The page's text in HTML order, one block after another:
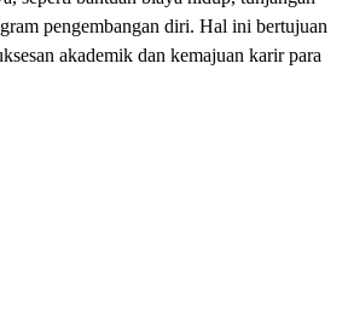
pengembangan diri. Hal ini bertujuan
akademik dan kemajuan karir para